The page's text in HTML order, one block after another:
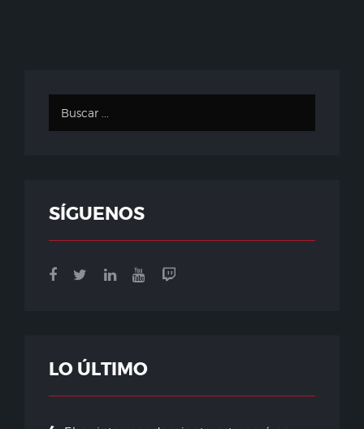
SÍGUENOS
LO ÚLTIMO